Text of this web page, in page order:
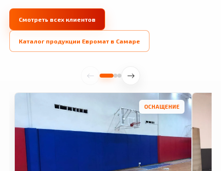
Смотреть всех клиентов
Каталог продукции Евромат в Самаре
ОСНАЩЕНИЕ